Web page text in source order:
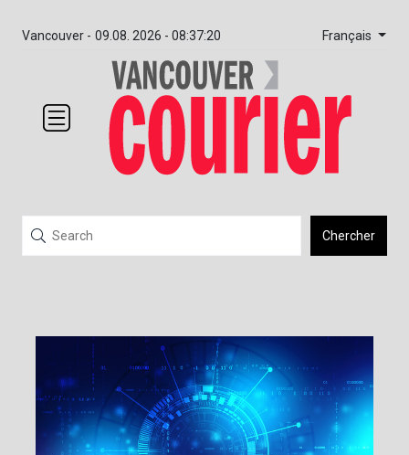
Vancouver - 09.08. 2026 - 08:37:20 Français
Chercher